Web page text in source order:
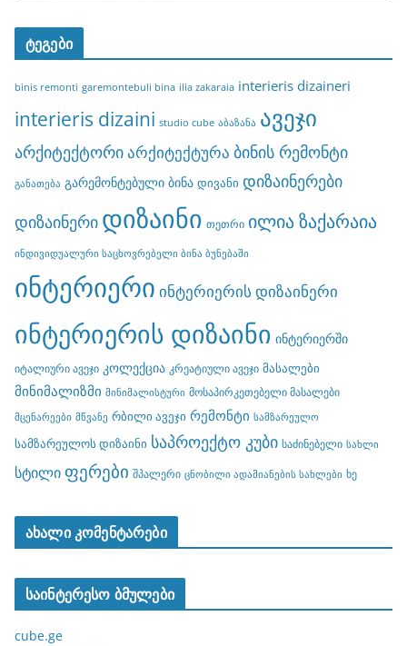
ტეგები
binis remonti garemontebuli bina ilia zakaraia interieris dizaineri
interieris dizaini studio cube აბაზანა ავეჯი
არქიტექტორიარქიტექტურა ბინის რემონტი
განათება გარემონტებული ბინა დივანი დიზაინერები
დიზაინერი დიზაინი თეთრი ილია ზაქარაია
ინდივიდუალური საცხოვრებელი ბინა ბუნებაში
ინტერიერი ინტერიერის დიზაინერი
ინტერიერის დიზაინი ინტერიერში
იტალიური ავეჯი კოლექცია კრეატიული ავეჯი მასალები
მინიმალიზმი მინიმალისტური მოსაპირკეთებელი მასალები
მცენარეები მწვანე რბილი ავეჯი რემონტი სამზარეულო
სამზარეულოს დიზაინი საპროექტო კუბი საძინებელი სახლი
სტილი ფერები შპალერი ცნობილი ადამიანების სახლები ხე
ახალი კომენტარები
საინტერესო ბმულები
cube.ge